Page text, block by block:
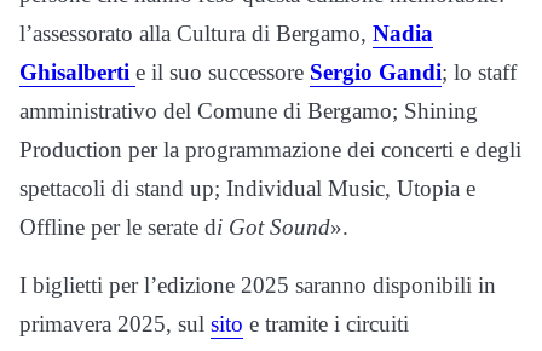
l’assessorato alla Cultura di Bergamo, Nadia
Ghisalberti e il suo successore Sergio Gandi; lo staff
amministrativo del Comune di Bergamo; Shining
Production per la programmazione dei concerti e degli
spettacoli di stand up; Individual Music, Utopia e
Offline per le serate di Got Sound».
I biglietti per l’edizione 2025 saranno disponibili in
primavera 2025, sul sito e tramite i circuiti